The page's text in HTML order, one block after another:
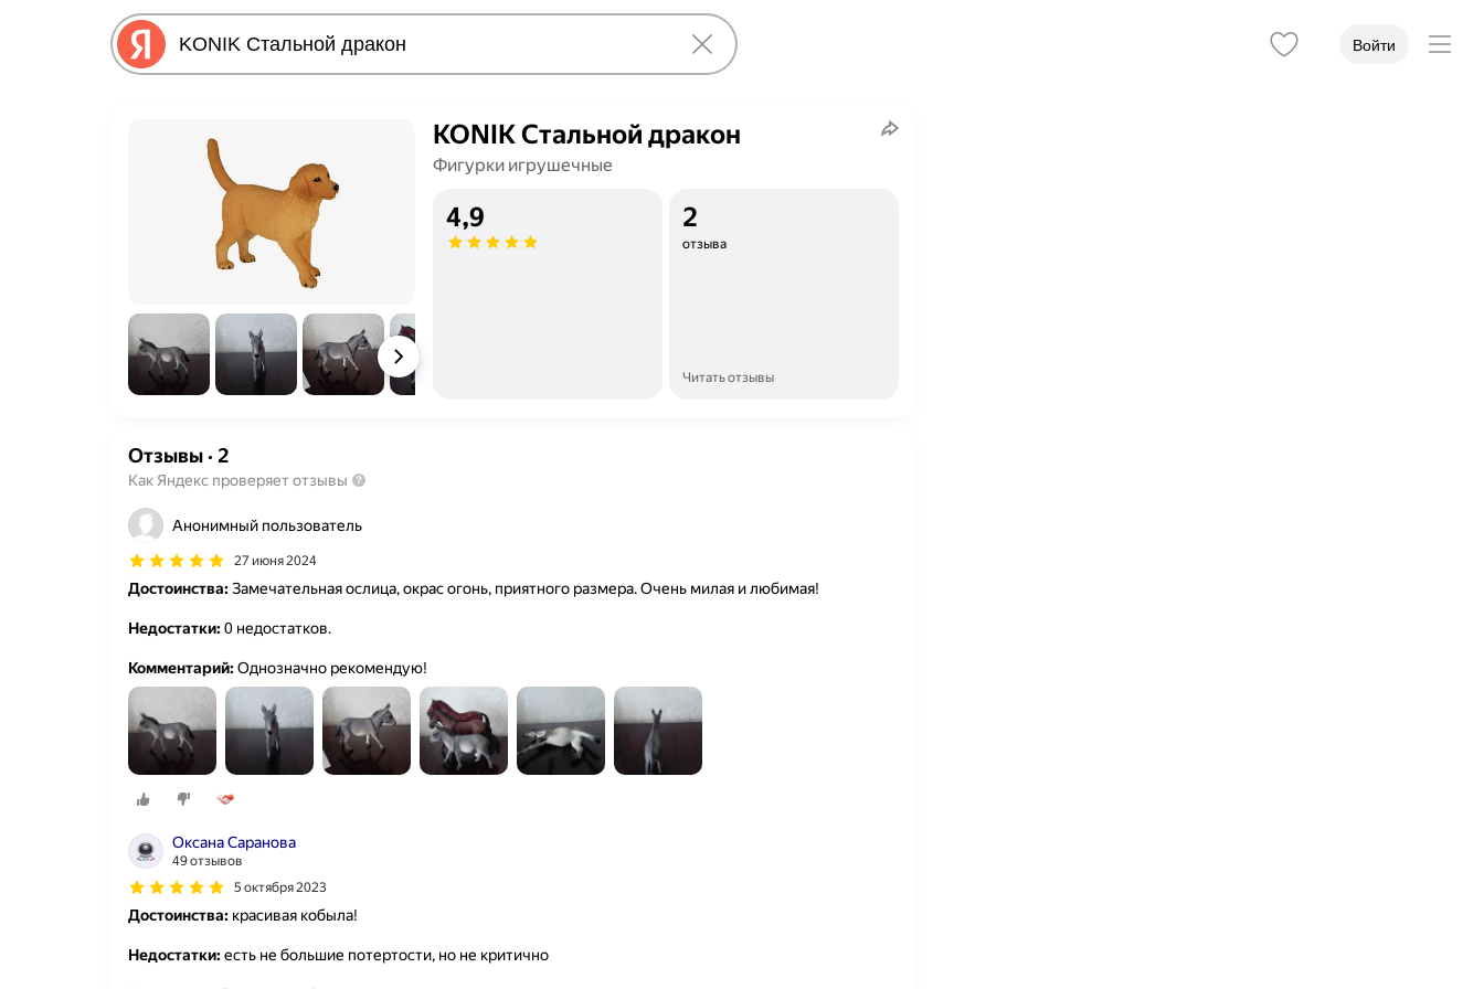
Войти
KONIK Стальной дракон
Фигурки игрушечные
4,9 2
отзыва
Читать отзывы
Отзывы· 2
Как Яндекс проверяет отзывы
Анонимный пользователь
27 июня 2024
Достоинства:Замечательная ослица, окрас огонь, приятного размера. Очень милая и любимая!
Недостатки:0 недостатков.
Комментарий:Однозначно рекомендую!
Оксана Саранова
49 отзывов
5 октября 2023
Достоинства: красивая кобыла!
Недостатки:есть не большие потертости, но не критично